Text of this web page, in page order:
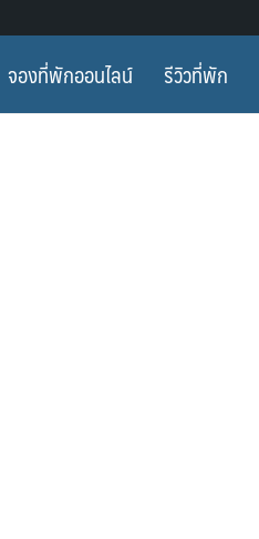
จองที่พักออนไลน์ รีวิวที่พัก